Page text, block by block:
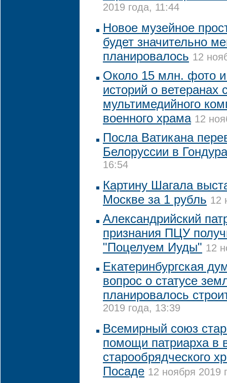
2019 года, 11:44
Новое музейное
будет значительно
планировалось 12
Около 15 млн. фото
историй о ветеранах
мультимедийного
военного храма 12
Посла Ватикана
Белоруссии в
16:54
Картину Шагала
Москве за 1 рубль 12
Александрийский
признания ПЦУ
"Поцелуем Иуды" 12
Екатеринбургская
вопрос о статусе
планировалось
2019 года, 13:39
Всемирный союз
помощи патриарха в
старообрядческого
Посаде 12 ноября 2019